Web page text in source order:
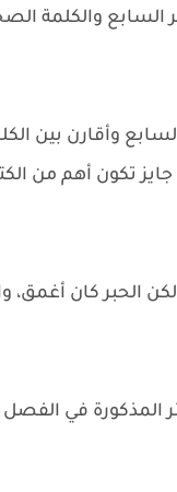
والكلمة
وأقارن بين
تكون أهم من
الحبر كان أغمق،
المذكورة في